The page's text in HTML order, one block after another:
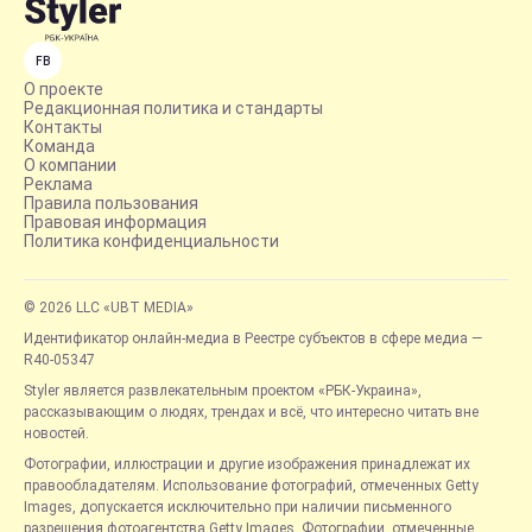
FB
О проекте
Редакционная политика и стандарты
Контакты
Команда
О компании
Реклама
Правила пользования
Правовая информация
Политика конфиденциальности
© 2026 LLC «UBT MEDIA»
Идентификатор онлайн-медиа в Реестре субъектов в сфере медиа —
R40-05347
Styler является развлекательным проектом «РБК-Украина»,
рассказывающим о людях, трендах и всё, что интересно читать вне
новостей.
Фотографии, иллюстрации и другие изображения принадлежат их
правообладателям. Использование фотографий, отмеченных Getty
Images, допускается исключительно при наличии письменного